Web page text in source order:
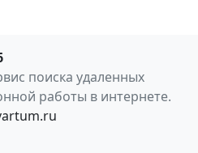
поиска удаленных
работы в интернете.